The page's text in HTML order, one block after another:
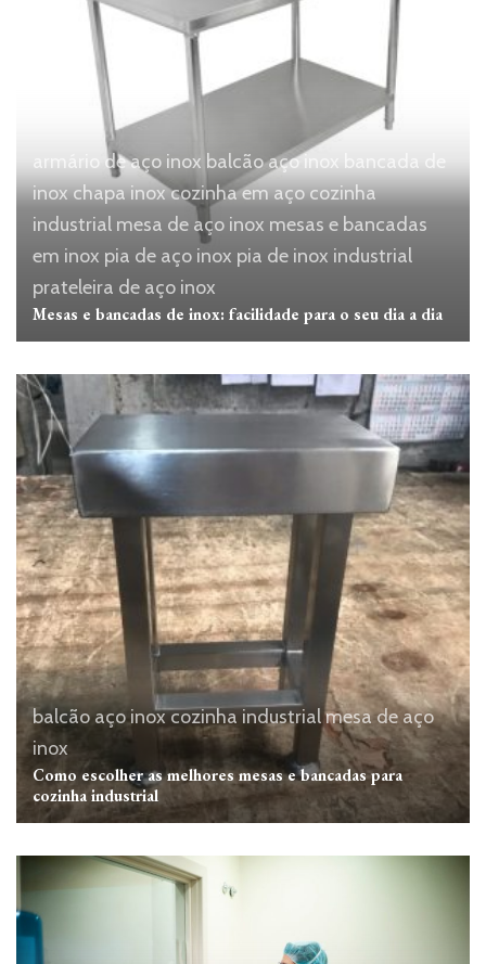
armário de aço inox balcão aço inox bancada de
inoxchapa inoxcozinha em açocozinha
industrial mesa de aço inox mesas e bancadas
em inox pia de aço inox pia de inox industrial
prateleira de aço inox
Mesas e bancadas de inox: facilidade para o seu dia a dia
balcão aço inoxcozinha industrialmesa de aço
inox
Como escolher as melhores mesas e bancadas para
cozinha industrial